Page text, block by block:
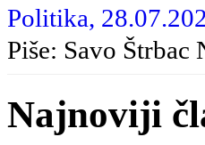
Politika,
Piše: Savo
Najnoviji